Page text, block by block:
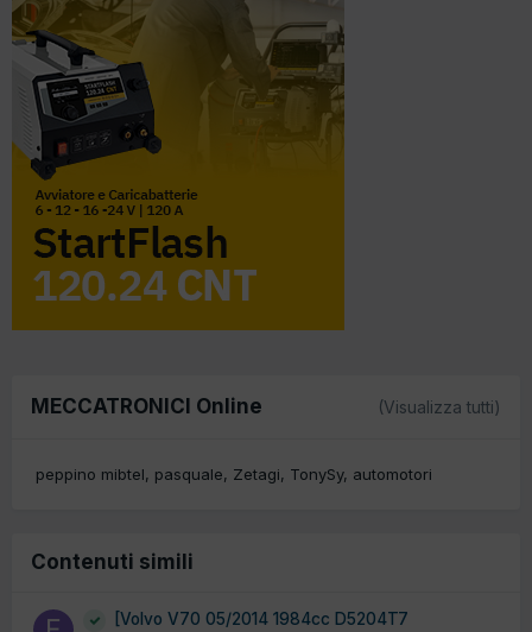
MECCATRONICI Online (Visualizza tutti)
peppino mibtel pasquale Zetagi TonySy automotori
Contenuti simili
[Volvo V70 05/2014 1984cc D5204T7